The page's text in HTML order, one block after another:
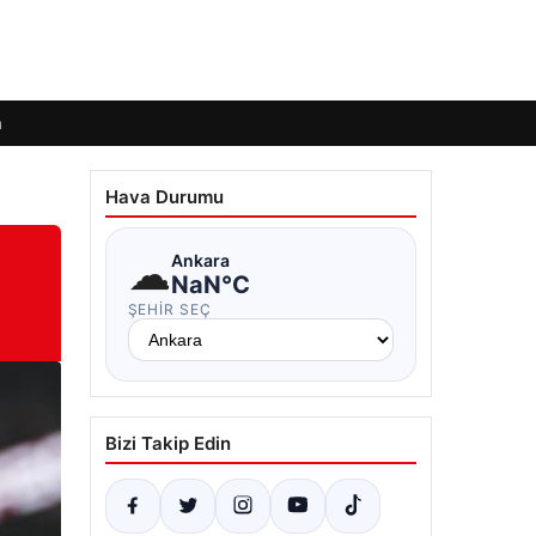
Hava Durumu
☁Ankara
NaN°C
ŞEHIR SEÇ
Bizi Takip Edin